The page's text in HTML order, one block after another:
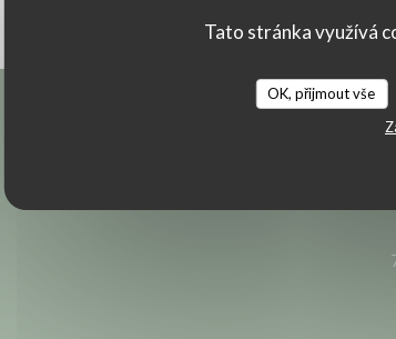
Tato stránka využívá
OK, přijmout vše